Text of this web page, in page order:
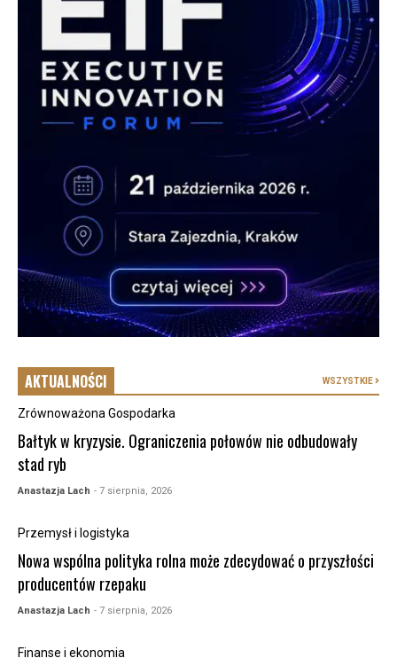
AKTUALNOŚCI WSZYSTKIE
Zrównoważona Gospodarka
Bałtyk w kryzysie. Ograniczenia połowów nie odbudowały
stad ryb
Anastazja Lach - 7 sierpnia, 2026
Przemysł i logistyka
Nowa wspólna polityka rolna może zdecydować o przyszłości
producentów rzepaku
Anastazja Lach - 7 sierpnia, 2026
Finanse i ekonomia